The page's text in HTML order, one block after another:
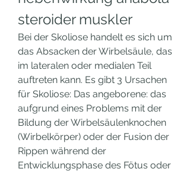
steroider muskler
Bei der Skoliose handelt es sich um
das Absacken der Wirbelsäule, das
im lateralen oder medialen Teil
auftreten kann. Es gibt 3 Ursachen
für Skoliose: Das angeborene: das
aufgrund eines Problems mit der
Bildung der Wirbelsäulenknochen
(Wirbelkörper) oder der Fusion der
Rippen während der
Entwicklungsphase des Fötus oder